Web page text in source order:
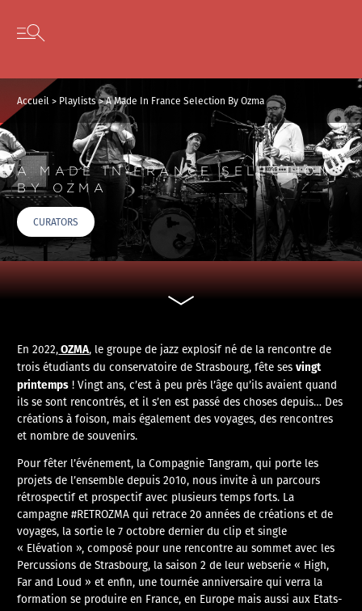
Skip to content
Open secondary menu
Accueil > Playlists>A Made In France Selection By Ozma
A MADE IN FRANCE SELECTION
BY OZMA
CURATORS
En 2022,OZMA, le groupe de jazz explosif né de la rencontre de
trois étudiants du conservatoire de Strasbourg, fête sesvingt
printemps ! Vingt ans, c’est à peu près l’âge qu’ils avaient quand
ils se sont rencontrés, et il s’en est passé des choses depuis… Des
créations à foison, mais également des voyages, des rencontres
et nombre de souvenirs.
Pour fêter l’événement, la Compagnie Tangram, qui porte les
projets de l’ensemble depuis 2010, nous invite à un parcours
rétrospectif et prospectif avec plusieurs temps forts. La
campagne #RETROZMA qui retrace 20 années de créations et de
voyages, la sortie le 7 octobre dernier du clip et single
« Elévation », composé pour une rencontre au sommet avec les
Percussions de Strasbourg, la saison 2 de leur webserie « High,
Far and Loud » et enfin, une tournée anniversaire qui verra la
formation se produire en France, en Europe mais aussi aux Etats-